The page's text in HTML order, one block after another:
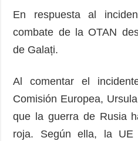
En respuesta al
combate de la OTAN
de Galați.
Al comentar el
Comisión Europea,
que la guerra de Rusia
roja. Según ella, la UE